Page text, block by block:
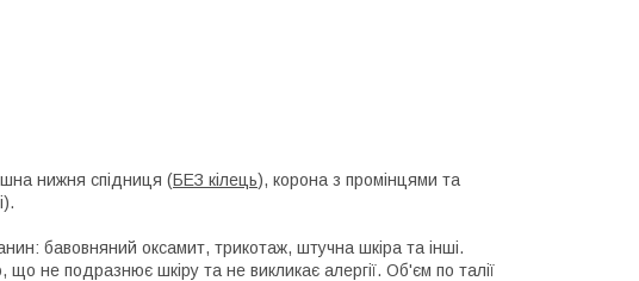
нижня спідниця (БЕЗ кілець), корона з промінцями та
бавовняний оксамит, трикотаж, штучна шкіра та інші.
не подразнює шкіру та не викликає алергії. Об'єм по талії